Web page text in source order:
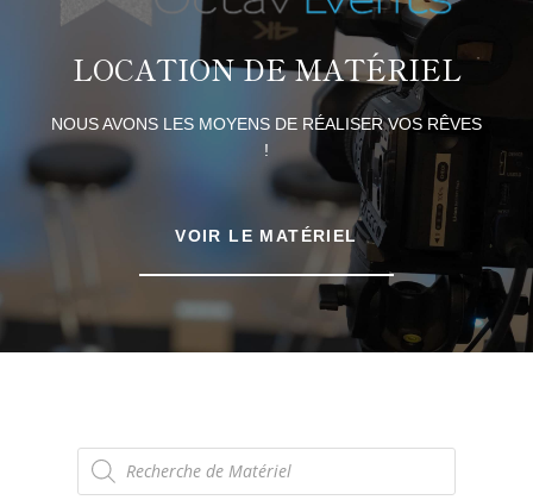
LOCATION DE MATÉRIEL
NOUS AVONS LES MOYENS DE RÉALISER VOS RÊVES
!
VOIR LE MATÉRIEL
Recherche
de
produits